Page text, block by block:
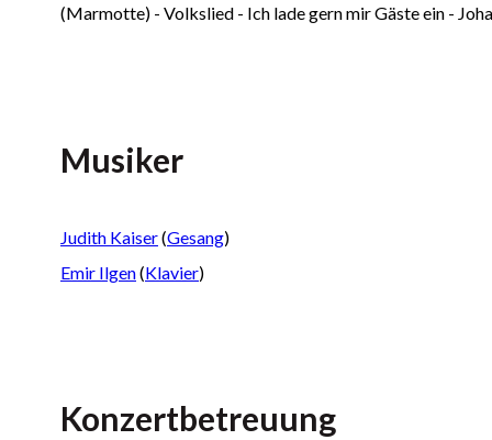
(Marmotte) - Volkslied - Ich lade gern mir Gäste ein -
Musiker
Judith Kaiser(Gesang)
Emir Ilgen(Klavier)
Konzertbetreuung